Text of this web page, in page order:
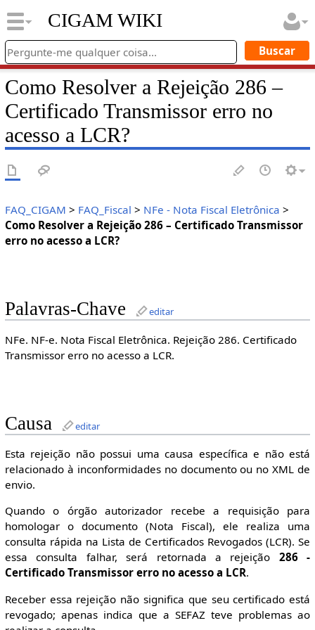
CIGAM WIKI
Como Resolver a Rejeição 286 –
Certificado Transmissor erro no
acesso a LCR?
FAQ_CIGAM > FAQ_Fiscal > NFe - Nota Fiscal Eletrônica >
Como Resolver a Rejeição 286 – Certificado Transmissor
erro no acesso a LCR?
Palavras-Chave editar
NFe. NF-e. Nota Fiscal Eletrônica. Rejeição 286. Certificado
Transmissor erro no acesso a LCR.
Causa editar
Esta rejeição não possui uma causa específica e não está
relacionado à inconformidades no documento ou no XML de
envio.
Quando o órgão autorizador recebe a requisição para
homologar o documento (Nota Fiscal), ele realiza uma
consulta rápida na Lista de Certificados Revogados (LCR). Se
essa consulta falhar, será retornada a rejeição 286 -
Certificado Transmissor erro no acesso a LCR.
Receber essa rejeição não significa que seu certificado está
revogado; apenas indica que a SEFAZ teve problemas ao